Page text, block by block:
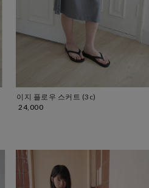
이지 플로우 스커트 (3c)
24,000